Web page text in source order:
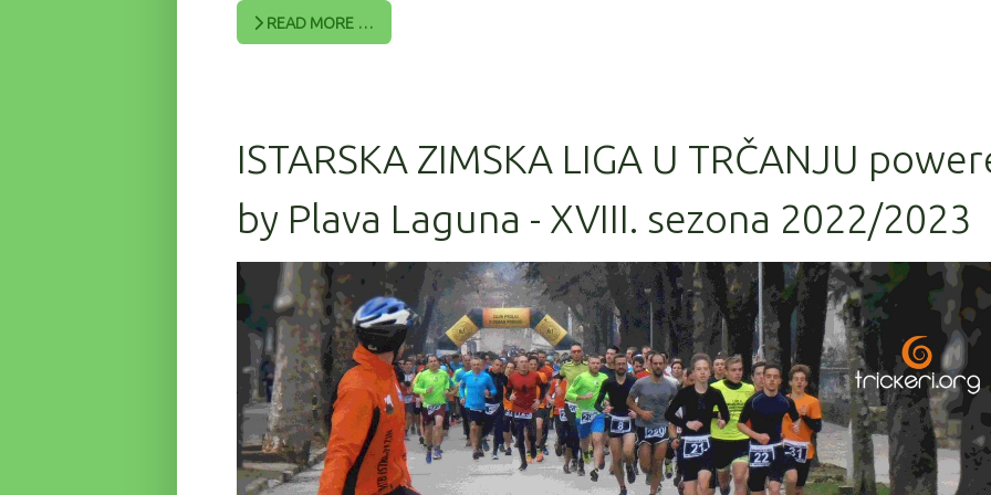
READ MORE …
ISTARSKA ZIMSKA LIGA U TRČANJU
by Plava Laguna - XVIII. sezona 2022/2023